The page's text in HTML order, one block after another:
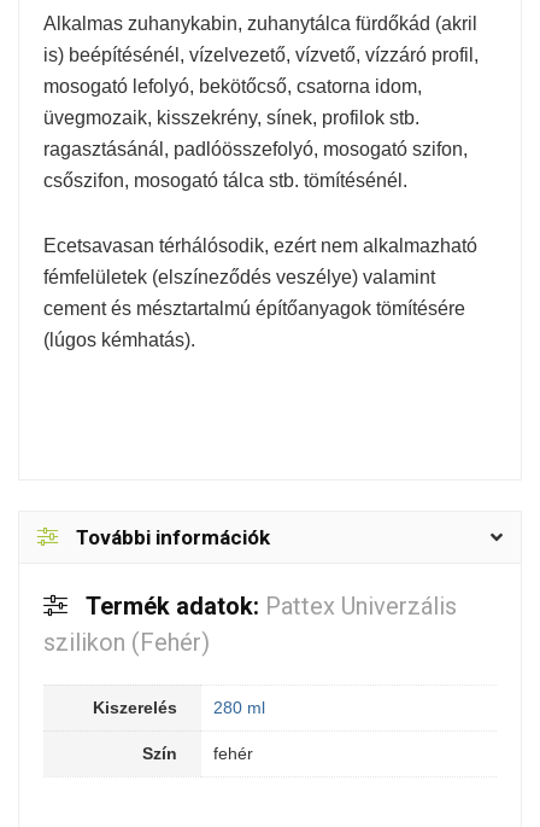
Alkalmas zuhanykabin, zuhanytálca fürdőkád (akril
is) beépítésénél, vízelvezető, vízvető, vízzáró profil,
mosogató lefolyó, bekötőcső, csatorna idom,
üvegmozaik, kisszekrény, sínek, profilok stb.
ragasztásánál, padlóösszefolyó, mosogató szifon,
csőszifon, mosogató tálca stb. tömítésénél.
Ecetsavasan térhálósodik, ezért nem alkalmazható
fémfelületek (elszíneződés veszélye) valamint
cement és mésztartalmú építőanyagok tömítésére
(lúgos kémhatás).
További információk
Termék adatok: Pattex Univerzális
szilikon (Fehér)
Kiszerelés 280 ml
Szín fehér